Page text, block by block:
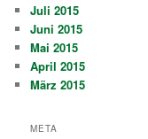
Juli 2015
Juni 2015
Mai 2015
April 2015
März 2015
META